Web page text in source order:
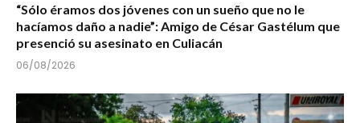
“Sólo éramos dos jóvenes con un sueño que no le
hacíamos daño a nadie”: Amigo de César Gastélum que
presenció su asesinato en Culiacán
06/08/2026